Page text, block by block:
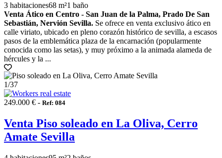
3 habitaciones68 m²1 baño
Venta Ático en Centro - San Juan de la Palma, Prado De San
Sebastián, Nervión Sevilla. Se ofrece en venta exclusivo ático en
calle viriato, ubicado en pleno corazón histórico de sevilla, a escasos
pasos de la emblemática plaza de la encarnación (popularmente
conocida como las setas), y muy próximo a la animada alameda de
hércules y la ...
1/37
249.000 € - Ref: 084
Venta Piso soleado en La Oliva, Cerro
Amate Sevilla